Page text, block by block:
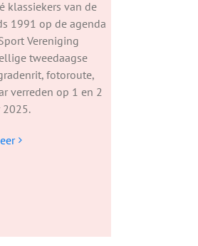
klassiekers van de
1991 op de agenda
Vereniging
tweedaagse
fotoroute,
verreden op 1 en 2
2025.